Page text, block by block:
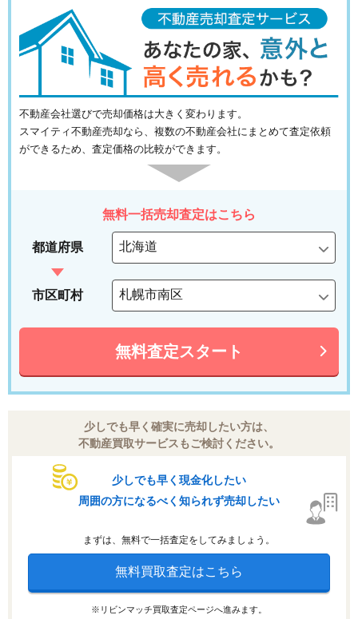
不動産会社選びで売却価格は大きく変わります。
スマイティ不動産売却なら、複数の不動産会社にまとめて査定依頼
ができるため、査定価格の比較ができます。
無料一括売却査定はこちら
都道府県
市区町村
無料査定スタート
少しでも早く確実に売却したい方は、
不動産買取サービスもご検討ください。
少しでも早く現金化したい
周囲の方になるべく知られず売却したい
まずは、無料で一括査定をしてみましょう。
無料買取査定はこちら
※リビンマッチ買取査定ページへ進みます。